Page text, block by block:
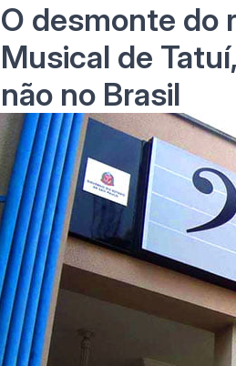
O desmonte do
Musical de
não no Brasil